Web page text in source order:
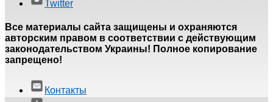
Twitter
Все материалы сайта защищены и охраняются
авторским правом в соответствии с действующим
законодательством Украины! Полное копирование
запрещено!
Контакты